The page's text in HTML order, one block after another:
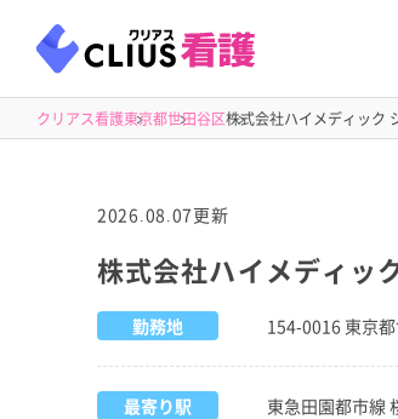
クリアス看護東京都世田谷区株式会社ハイメディック
2026.08.07更新
株式会社ハイメディッ
勤務地 154-0016 東京
最寄り駅 東急田園都市線